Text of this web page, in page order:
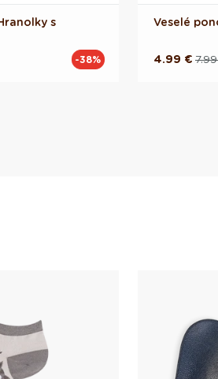
s
-38%
Veselé
Pôvodná
Akciová
4.99 €